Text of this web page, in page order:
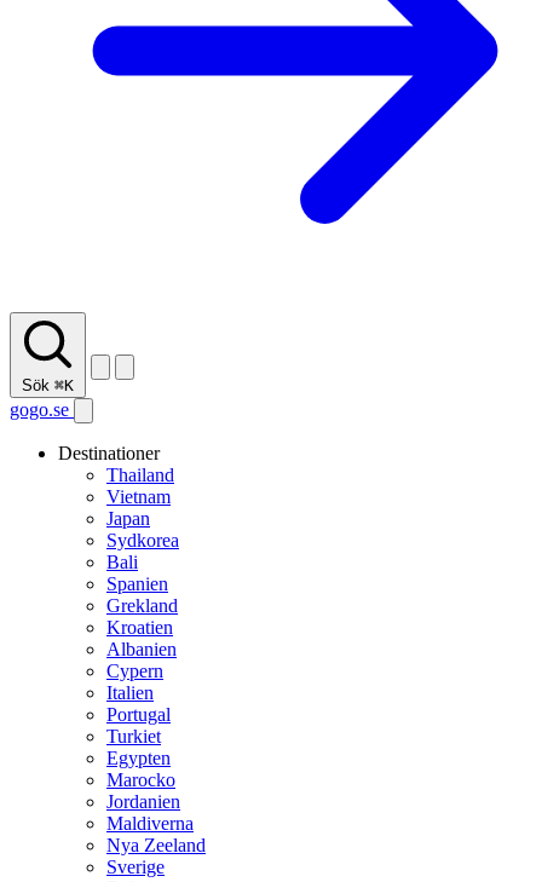
Sök ⌘K
gogo.se
Destinationer
Thailand
Vietnam
Japan
Sydkorea
Bali
Spanien
Grekland
Kroatien
Albanien
Cypern
Italien
Portugal
Turkiet
Egypten
Marocko
Jordanien
Maldiverna
Nya Zeeland
Sverige